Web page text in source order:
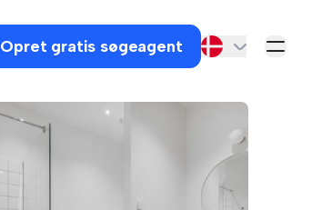
Opret gratis søgeagent